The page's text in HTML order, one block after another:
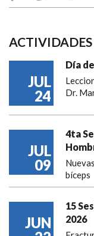
ACTIVIDADES
JUL
24
Día
Dr.
JUL
09
4ta
bíceps
JUN
15
2026